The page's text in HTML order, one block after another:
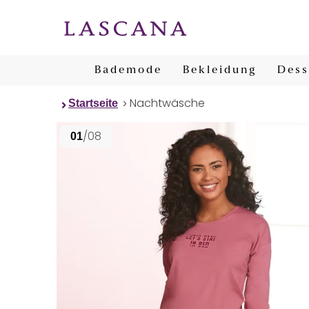
Bademode Bekleidung
Startseite Nachtwäsche
01/08